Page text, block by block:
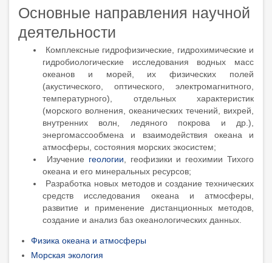
Основные направления научной
деятельности
Комплексные гидрофизические, гидрохимические и
гидробиологические исследования водных масс
океанов и морей, их физических полей
(акустического, оптического, электромагнитного,
температурного), отдельных характеристик
(морского волнения, океанических течений, вихрей,
внутренних волн, ледяного покрова и др.),
энергомассообмена и взаимодействия океана и
атмосферы, состояния морских экосистем;
Изучение геологии геофизики и геохимии Тихого
океана и его минеральных ресурсов;
Разработка новых методовисоздание технических
средств
исследования океана и атмосферы
развитие и применение дистанционных методов
создание и анализ баз океанологических данных
Физика океана и атмосферы
Морская экология